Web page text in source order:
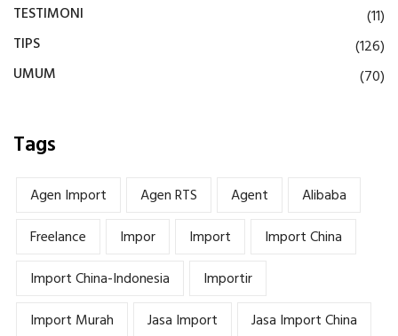
TESTIMONI
(11)
TIPS
(126)
UMUM
(70)
Tags
Agen Import Agen RTS Agent
Alibaba
Freelance
Impor Import
Import China
Import China-Indonesia
Importir
Import Murah
Jasa Import
Jasa Import China